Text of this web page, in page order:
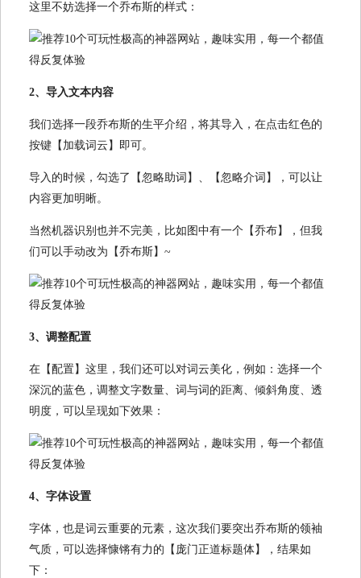
这里不妨选择一个乔布斯的样式：
2、导入文本内容
我们选择一段乔布斯的生平介绍，将其导入，在点击红色的
按键【加载词云】即可。
导入的时候，勾选了【忽略助词】、【忽略介词】，可以让
内容更加明晰。
当然机器识别也并不完美，比如图中有一个【乔布】，但我
们可以手动改为【乔布斯】~
3、调整配置
在【配置】这里，我们还可以对词云美化，例如：选择一个
深沉的蓝色，调整文字数量、词与词的距离、倾斜角度、透
明度，可以呈现如下效果：
4、字体设置
字体，也是词云重要的元素，这次我们要突出乔布斯的领袖
气质，可以选择慷锵有力的【庞门正道标题体】，结果如
下：